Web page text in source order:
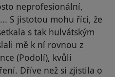
neprofesionální,
S jistotou mohu říci, že
s tak hulvátským
mě k ní rovnou z
(Podolí), kvůli
Dříve než si zjistila o